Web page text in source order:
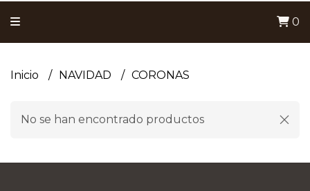
0
Inicio NAVIDAD CORONAS
No se han encontrado productos